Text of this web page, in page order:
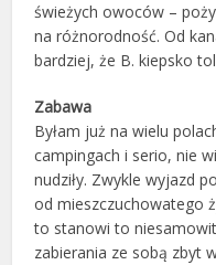
świeżych owoców –
na różnorodność. Od
bardziej, że B. kiepsko
Zabawa
Byłam już na wielu
campingach i serio, nie
nudziły. Zwykle wyjazd
od mieszczuchowatego
to stanowi to
zabierania ze sobą zbyt